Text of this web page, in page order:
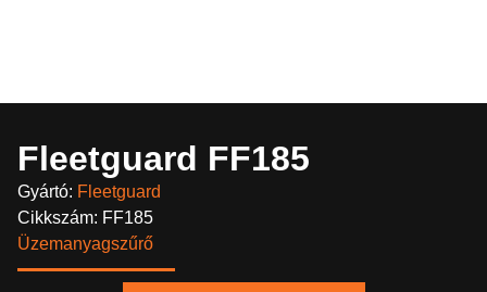
Fleetguard FF185
Gyártó: Fleetguard
Cikkszám: FF185
Üzemanyagszűrő